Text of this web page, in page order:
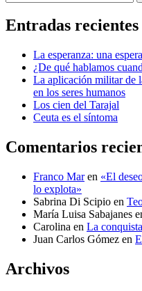
Entradas recientes
La esperanza: una
¿De qué hablamos
La aplicación militar de
en los seres humanos
Los cien del Tarajal
Ceuta es el síntoma
Comentarios
Franco Maren «El
lo explota»
Sabrina Di Scipio en
María Luisa Sabajanes
Carolina en La
Juan Carlos Gómez en
Archivos